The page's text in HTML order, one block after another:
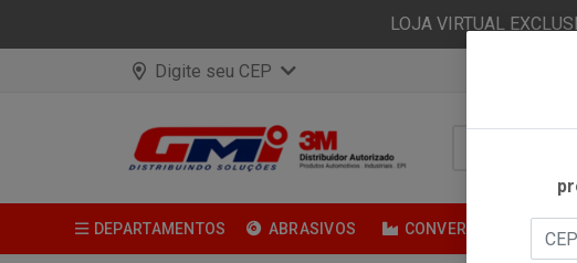
LOJA VIRTUAL
Digite seu CEP
DEPARTAMENTOS ABRASIVOS CONVERSÃO